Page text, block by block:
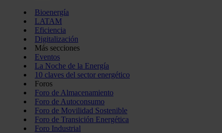
Bioenergía
LATAM
Eficiencia
Digitalización
Más secciones
Eventos
La Noche de la Energía
10 claves del sector energético
Foros
Foro de Almacenamiento
Foro de Autoconsumo
Foro de Movilidad Sostenible
Foro de Transición Energética
Foro Industrial